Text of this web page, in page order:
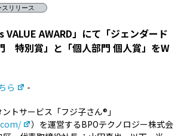
スリリース
VALUE AWARD」にて「ジェンダード
特別賞」と「個人部門 個人賞」をW
ら -
トサービス「フジ子さん®」
）を運営するBPOテクノロジー株式会